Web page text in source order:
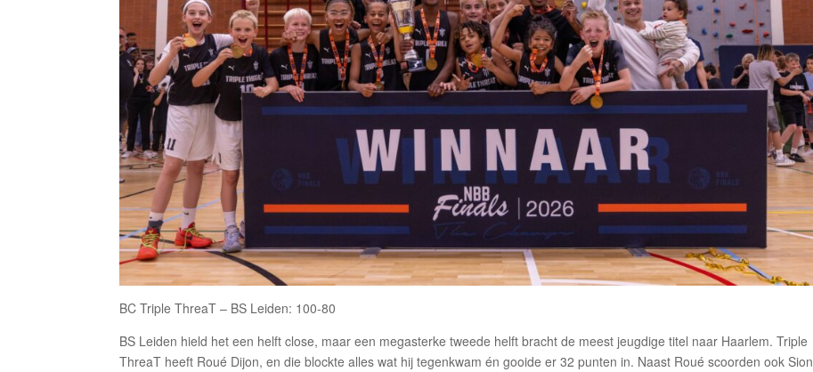
BC Triple ThreaT – BS Leiden: 100-80
BS Leiden hield het een helft close, maar een megasterke tweede helft bracht de meest jeugdige titel naar Haarlem. Triple
ThreaT heeft Roué Dijon, en die blockte alles wat hij tegenkwam én gooide er 32 punten in. Naast Roué scoorden ook Sion